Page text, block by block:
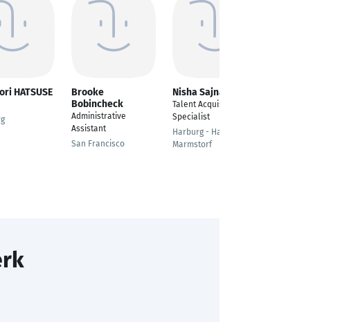
HATSUSE
Brooke
Bobincheck
Administrative
Assistant
San Francisco
Nisha Sajnani
Talent Acquisition
Specialist
Harburg - Hamburg
Marmstorf